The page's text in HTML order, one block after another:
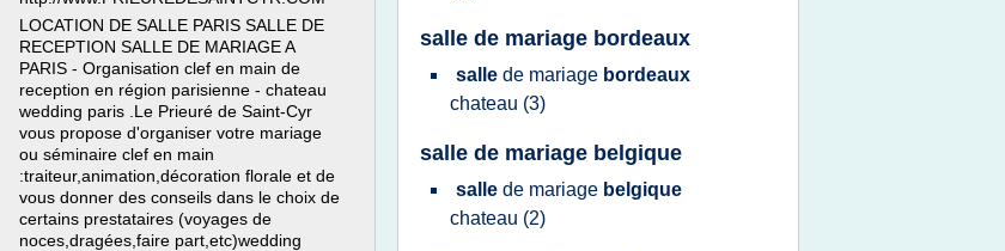
LOCATION DE SALLE PARIS SALLE DE
RECEPTION SALLE DE MARIAGE A
PARIS - Organisation clef en main de
reception en région parisienne - chateau
wedding paris .Le Prieuré de Saint-Cyr
vous propose d'organiser votre mariage
ou séminaire clef en main
:traiteur,animation,décoration florale et de
vous donner des conseils dans le choix de
certains prestataires (voyages de
noces,dragées,faire part,etc)wedding
salle de mariage bordeaux
salle de mariage bordeaux
chateau (3)
salle de mariage belgique
salle de mariage belgique
chateau (2)